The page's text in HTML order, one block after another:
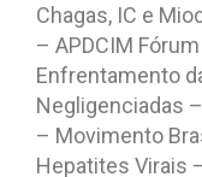
Chagas, IC e
– APDCIM
Enfrentamento
Negligenciadas
– Movimento
Hepatites Virais